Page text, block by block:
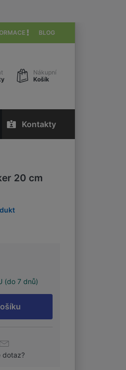
BLOG
Nákupní
Košík
Kontakty
20 cm
(do 7 dnů)
dotaz?